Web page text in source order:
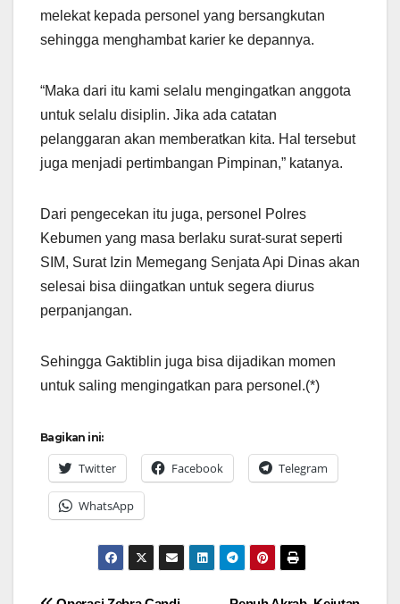
melekat kepada personel yang bersangkutan
sehingga menghambat karier ke depannya.
“Maka dari itu kami selalu mengingatkan anggota
untuk selalu disiplin. Jika ada catatan
pelanggaran akan memberatkan kita. Hal tersebut
juga menjadi pertimbangan Pimpinan,” katanya.
Dari pengecekan itu juga, personel Polres
Kebumen yang masa berlaku surat-surat seperti
SIM, Surat Izin Memegang Senjata Api Dinas akan
selesai bisa diingatkan untuk segera diurus
perpanjangan.
Sehingga Gaktiblin juga bisa dijadikan momen
untuk saling mengingatkan para personel.(*)
Bagikan ini:
Twitter Facebook Telegram
WhatsApp